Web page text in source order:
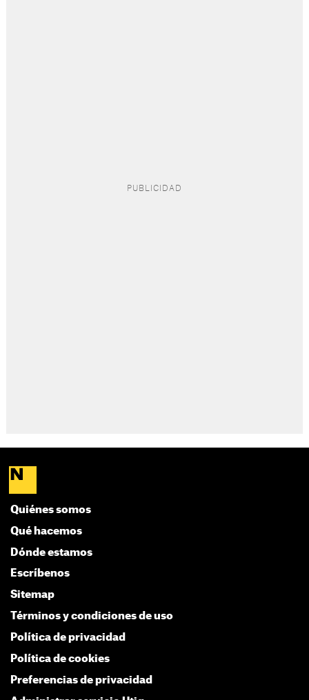
Quiénes somos
Qué hacemos
Dónde estamos
Escríbenos
Sitemap
Términos y condiciones de uso
Política de privacidad
Política de cookies
Preferencias de privacidad